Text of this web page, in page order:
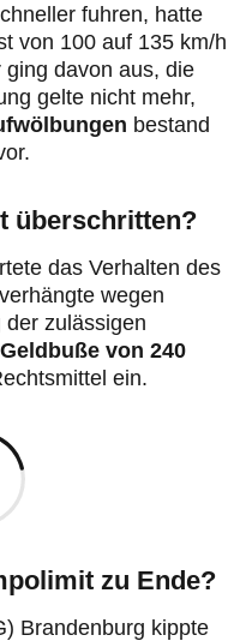
fuhren, hatte
von 100 auf 135 km/h
ging davon aus, die
gelte nicht mehr,
bestand
überschritten?
das Verhalten des
wegen
zulässigen
Geldbuße von 240
ein.
zu Ende?
Brandenburg kippte